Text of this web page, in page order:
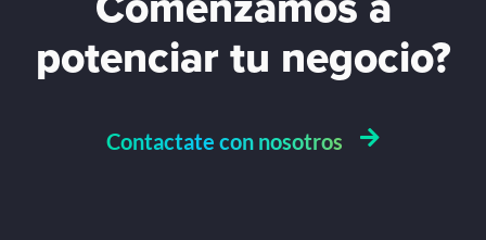
potenciar tu negocio?
Contactate con nosotros